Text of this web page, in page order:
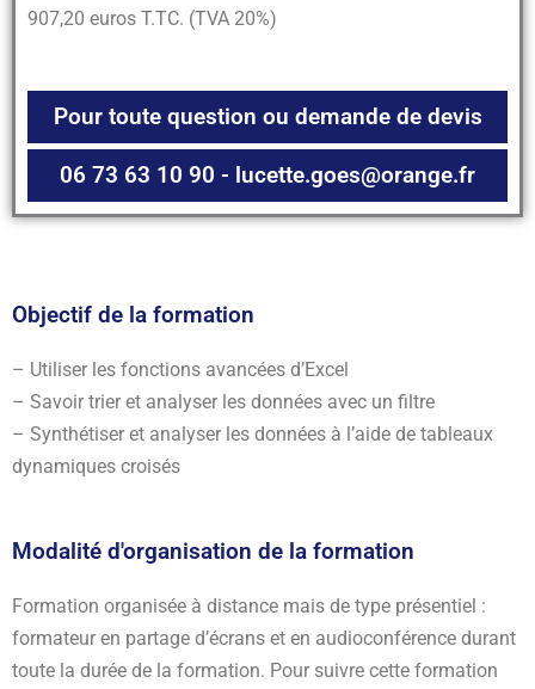
907,20 euros T.TC. (TVA 20%)
Pour toute question ou demande de devis
06 73 63 10 90 - lucette.goes@orange.fr
Objectif de la formation
– Utiliser les fonctions avancées d’Excel
– Savoir trier et analyser les données avec un filtre
– Synthétiser et analyser les données à l’aide de tableaux
dynamiques croisés
Modalité d'organisation de la formation
Formation organisée à distance mais de type présentiel :
formateur en partage d’écrans et en audioconférence durant
toute la durée de la formation. Pour suivre cette formation